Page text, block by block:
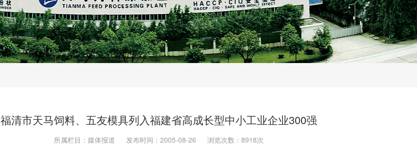
福清市天马饲料、五友模具列入福建省高成长型中小工业企业300强
所属栏目：媒体报道 发布时间：2005-08-26 浏览次数：8918次